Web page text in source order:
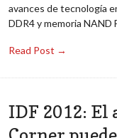
avances de tecnología
DDR4 y memoria NAND
Read Post →
IDF 2012: El